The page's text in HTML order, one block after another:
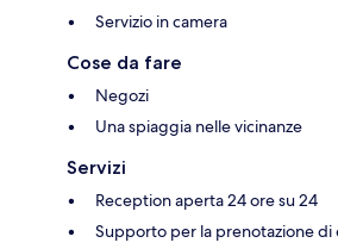
Servizio in camera
Cose da fare
Negozi
Una spiaggia nelle vicinanze
Servizi
Reception aperta 24 ore su 24
Supporto per la prenotazione di